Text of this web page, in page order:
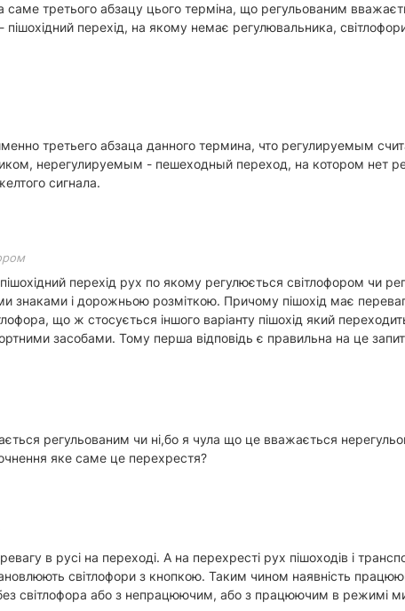
саме третього абзацу цього терміна, що регульованим
перехід, на якому немає регулювальника, світлофори
третьего абзаца данного термина, что регулируемым
нерегулируемым - пешеходный переход, на котором нет
сигнала.
перехід рух по якому регулюється світлофором чи
знаками і дорожньою розміткою. Причому пішохід має
що ж стосується іншого варіанту пішохід який
засобами. Тому перша відповідь є правильна на це
регульованим чи ні,бо я чула що це вважається
яке саме це перехрестя?
в русі на переході. А на перехресті рух пішоходів і
світлофори з кнопкою. Таким чином наявність
світлофора або з непрацюючим, або з працюючим в режимі